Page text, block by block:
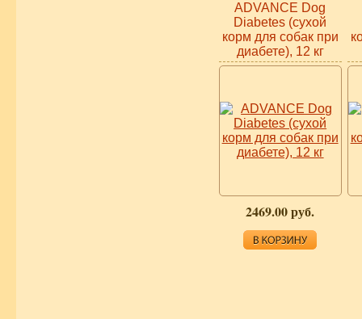
ADVANCE Dog
Diabetes (сухой
корм для собак при
диабете), 12 кг
2469.00 руб.